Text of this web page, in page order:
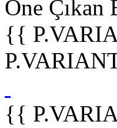
Öne
{{
{{